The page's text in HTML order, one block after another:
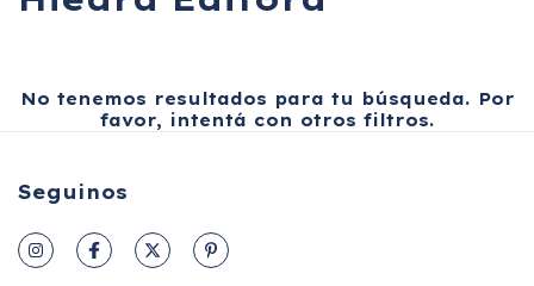
No tenemos resultados para tu búsqueda. Por
favor, intentá con otros filtros.
Seguinos